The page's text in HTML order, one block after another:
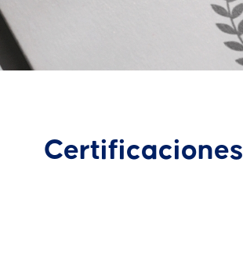
Certificaciones